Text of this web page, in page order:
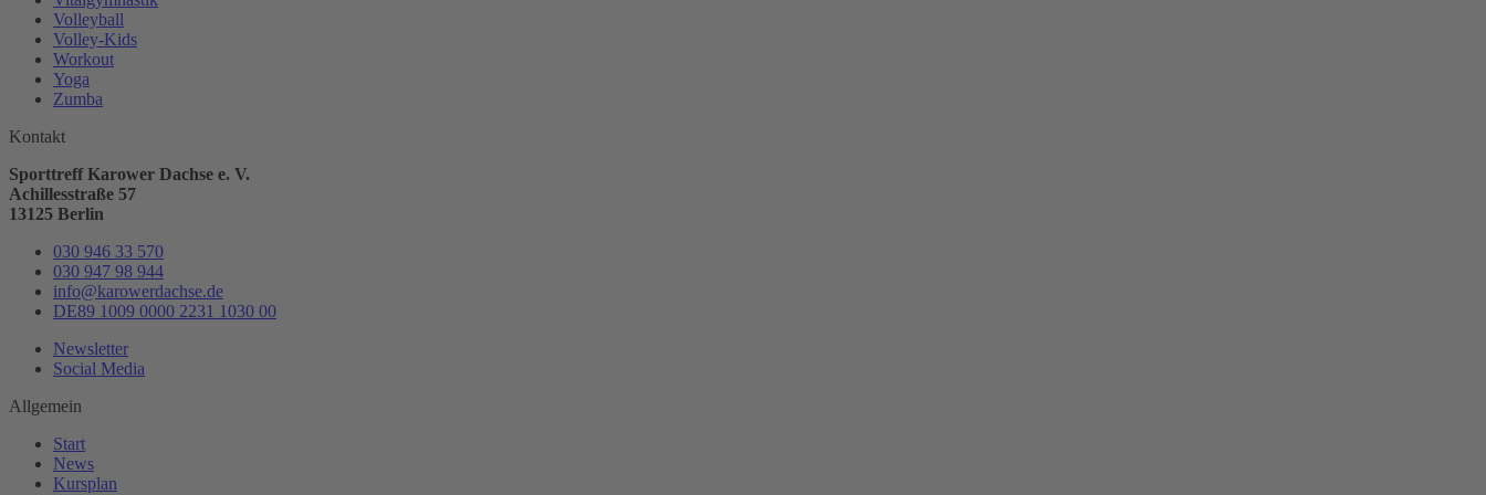
Volleyball
Volley-Kids
Workout
Yoga
Zumba
Kontakt
Sporttreff Karower Dachse e. V.
Achillesstraße 57
13125 Berlin
030 946 33 570
030 947 98 944
info@karowerdachse.de
DE89 1009 0000 2231 1030 00
Newsletter
Social Media
Allgemein
Start
News
Kursplan